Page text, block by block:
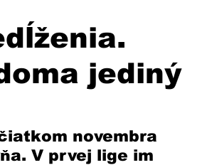
jediný
novembra
V prvej lige im